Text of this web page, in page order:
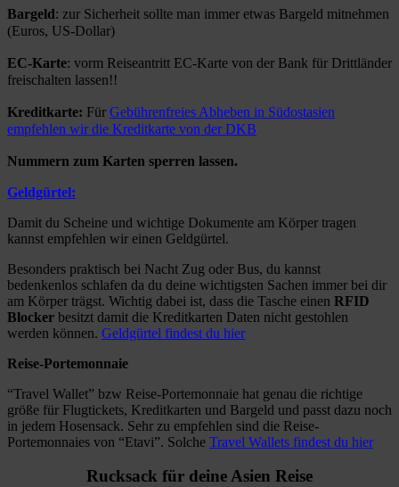
Bargeld: zur Sicherheit sollte man immer etwas Bargeld mitnehmen
(Euros, US-Dollar)
EC-Karte: vorm Reiseantritt EC-Karte von der Bank für Drittländer
freischalten lassen!!
Kreditkarte: Für Gebührenfreies Abheben in Südostasien
empfehlen wir die Kreditkarte von der DKB
Nummern zum Karten sperren lassen.
Geldgürtel:
Damit du Scheine und wichtige Dokumente am Körper tragen
kannst empfehlen wir einen Geldgürtel.
Besonders praktisch bei Nacht Zug oder Bus, du kannst
bedenkenlos schlafen da du deine wichtigsten Sachen immer bei dir
am Körper trägst. Wichtig dabei ist, dass die Tasche einen RFID
Blocker besitzt damit die Kreditkarten Daten nicht gestohlen
werden können. Geldgürtel findest du hier
Reise-Portemonnaie
“Travel Wallet” bzw Reise-Portemonnaie hat genau die richtige
größe für Flugtickets, Kreditkarten und Bargeld und passt dazu noch
in jedem Hosensack. Sehr zu empfehlen sind die Reise-
Portemonnaies von “Etavi”. Solche Travel Wallets findest du hier
Rucksack für deine Asien Reise